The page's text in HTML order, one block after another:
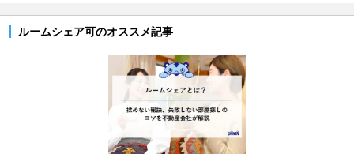
ルームシェア可のオススメ記事